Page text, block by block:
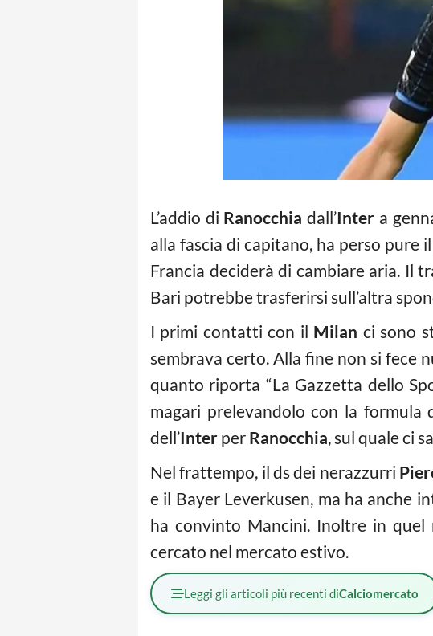
L’addio di Ranocchia dall’Inter a
alla fascia di capitano, ha perso pure
Francia deciderà di cambiare aria. Il
Bari potrebbe trasferirsi sull’altra
I primi contatti con il Milan ci sono
sembrava certo. Alla fine non si fece
quanto riporta “La Gazzetta dello
magari prelevandolo con la formula
dell’Inter per Ranocchia, sul quale ci
Nel frattempo, il ds dei nerazzurri
e il Bayer Leverkusen, ma ha anche
ha convinto Mancini. Inoltre in
cercato nel mercato estivo.
Leggi gli articoli più recenti diCalciomercato